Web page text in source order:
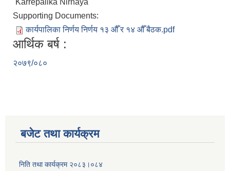
Karrepalika Nirnaya
Supporting Documents:
कार्यपालिका निर्णय निर्णय १३ औँ र १४ औँ बैठक.pdf
आर्थिक बर्ष :
२०७९/०८०
बजेट तथा कार्यक्रम
निति तथा कार्यक्रम २०८३।०८४